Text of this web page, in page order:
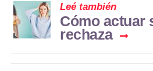
Leé también
Cómo actuar
rechaza